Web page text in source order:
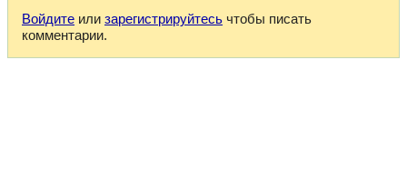
Войдите или зарегистрируйтесь чтобы писать
комментарии.